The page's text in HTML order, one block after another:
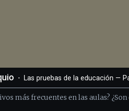
Las pruebas de la educación —
más frecuentes en las aulas?